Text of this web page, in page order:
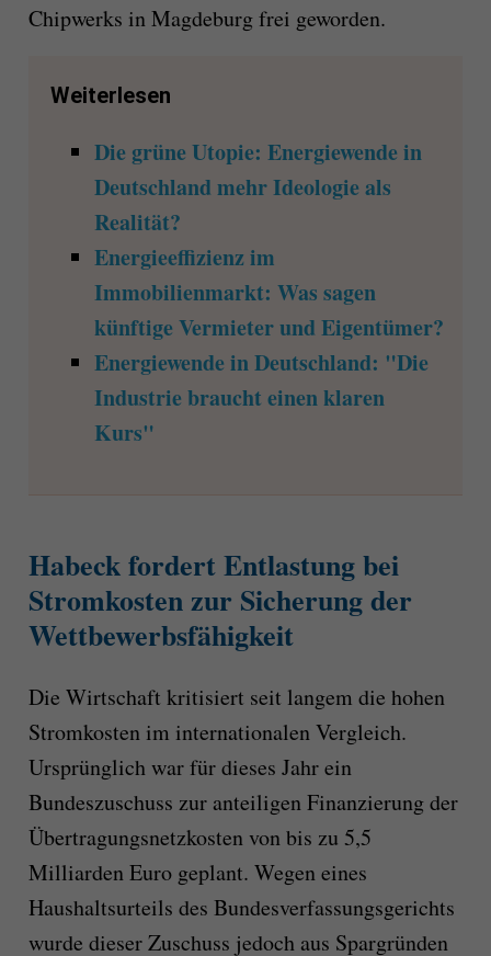
Chipwerks in Magdeburg frei geworden.
Weiterlesen
Die grüne Utopie: Energiewende in
Deutschland mehr Ideologie als
Realität?
Energieeffizienz im
Immobilienmarkt: Was sagen
künftige Vermieter und Eigentümer?
Energiewende in Deutschland: "Die
Industrie braucht einen klaren
Kurs"
Habeck fordert Entlastung bei
Stromkosten zur Sicherung der
Wettbewerbsfähigkeit
Die Wirtschaft kritisiert seit langem die hohen
Stromkosten im internationalen Vergleich.
Ursprünglich war für dieses Jahr ein
Bundeszuschuss zur anteiligen Finanzierung der
Übertragungsnetzkosten von bis zu 5,5
Milliarden Euro geplant. Wegen eines
Haushaltsurteils des Bundesverfassungsgerichts
wurde dieser Zuschuss jedoch aus Spargründen